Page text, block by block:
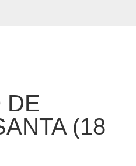
DE
(18